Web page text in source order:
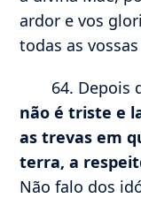
ardor e vos
todas as
64. Depois
não é triste e
as trevas em
terra, a
Não falo dos